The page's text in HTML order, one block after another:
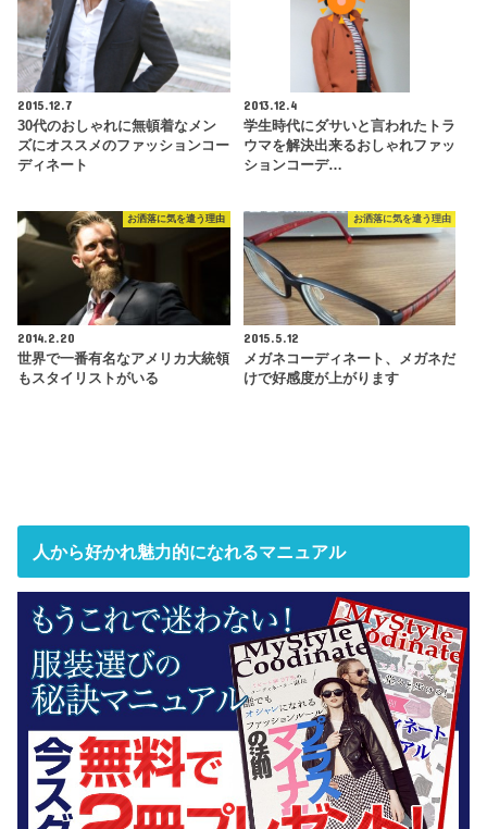
2015.12.7
30代のおしゃれに無頓着なメン
ズにオススメのファッションコー
ディネート
2013.12.4
学生時代にダサいと言われたトラ
ウマを解決出来るおしゃれファッ
ションコーデ…
お洒落に気を遣う理由
2014.2.20
世界で一番有名なアメリカ大統領
もスタイリストがいる
お洒落に気を遣う理由
2015.5.12
メガネコーディネート、メガネだ
けで好感度が上がります
人から好かれ魅力的になれるマニュアル